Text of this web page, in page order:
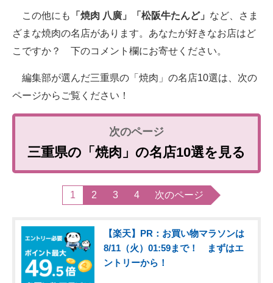
この他にも 「焼肉 八廣」「松阪牛たんど」 など、さま
ざまな焼肉の名店があります。あなたが好きなお店はど
こですか？ 下のコメント欄にお寄せください。
編集部が選んだ三重県の「焼肉」の名店10選は、次の
ページからご覧ください！
三重県の「焼肉」の名店10選を見る
1 2 3 4 次のページ
【楽天】PR：お買い物マラソンは
8/11（火）01:59まで！ まずはエ
ントリーから！